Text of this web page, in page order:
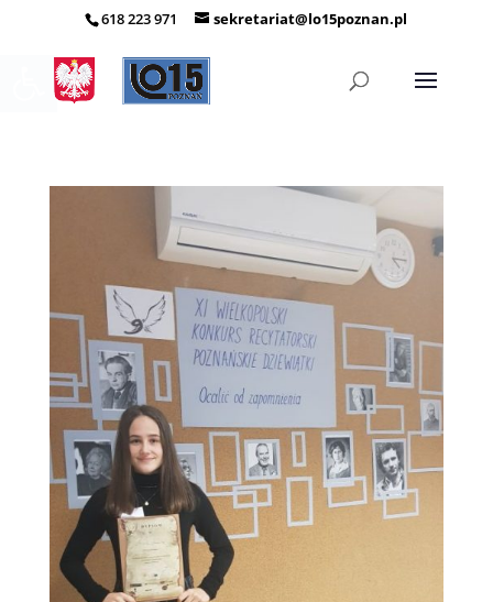
Otwórz pasek narzędzi
618 223 971 sekretariat@lo15poznan.pl